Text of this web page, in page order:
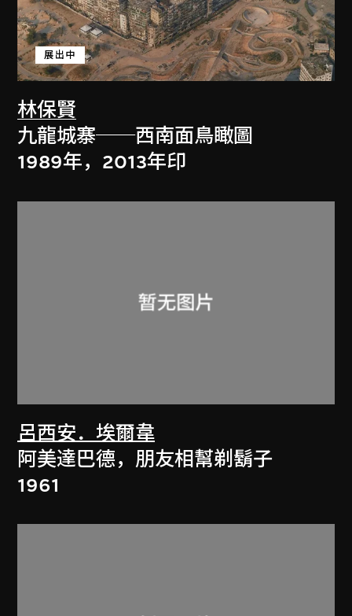
林保賢
展出中
九龍城寨──西南面鳥瞰圖
1989年，2013年印
呂西安．埃爾韋
阿美達巴德，朋友相幫剃鬍子
1961